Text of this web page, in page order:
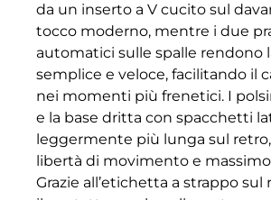
da un inserto a V cucito sul
tocco moderno, mentre i due
automatici sulle spalle rendono
semplice e veloce, facilitando il
nei momenti più frenetici. I
e la base dritta con spacchetti
leggermente più lunga sul
libertà di movimento e
Grazie all’etichetta a strappo sul